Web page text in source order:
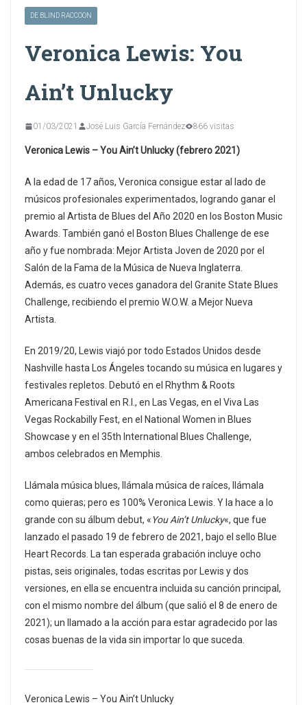
DE BLIND RACCOON
Veronica Lewis: You
Ain’t Unlucky
01/03/2021 José Luis García Fernández 866 visitas
Veronica Lewis – You Ain’t Unlucky (febrero 2021)
A la edad de 17 años, Veronica consigue estar al lado de
músicos profesionales experimentados, logrando ganar el
premio al Artista de Blues del Año 2020 en los Boston Music
Awards. También ganó el Boston Blues Challenge de ese
año y fue nombrada: Mejor Artista Joven de 2020 por el
Salón de la Fama de la Música de Nueva Inglaterra.
Además, es cuatro veces ganadora del Granite State Blues
Challenge, recibiendo el premio W.O.W. a Mejor Nueva
Artista.
En 2019/20, Lewis viajó por todo Estados Unidos desde
Nashville hasta Los Ángeles tocando su música en lugares y
festivales repletos. Debutó en el Rhythm & Roots
Americana Festival en R.I., en Las Vegas, en el Viva Las
Vegas Rockabilly Fest, en el National Women in Blues
Showcase y en el 35th International Blues Challenge,
ambos celebrados en Memphis.
Llámala música blues, llámala música de raíces, llámala
como quieras; pero es 100% Veronica Lewis. Y la hace a lo
grande con su álbum debut, «You Ain’t Unlucky«, que fue
lanzado el pasado 19 de febrero de 2021, bajo el sello Blue
Heart Records. La tan esperada grabación incluye ocho
pistas, seis originales, todas escritas por Lewis y dos
versiones, en ella se encuentra incluida su canción principal,
con el mismo nombre del álbum (que salió el 8 de enero de
2021); un llamado a la acción para estar agradecido por las
cosas buenas de la vida sin importar lo que suceda.
Veronica Lewis – You Ain’t Unlucky